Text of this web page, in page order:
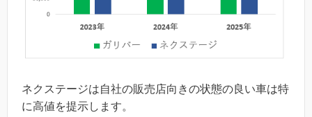
ネクステージは自社の販売店向きの状態の良い車は特
に高値を提示します。